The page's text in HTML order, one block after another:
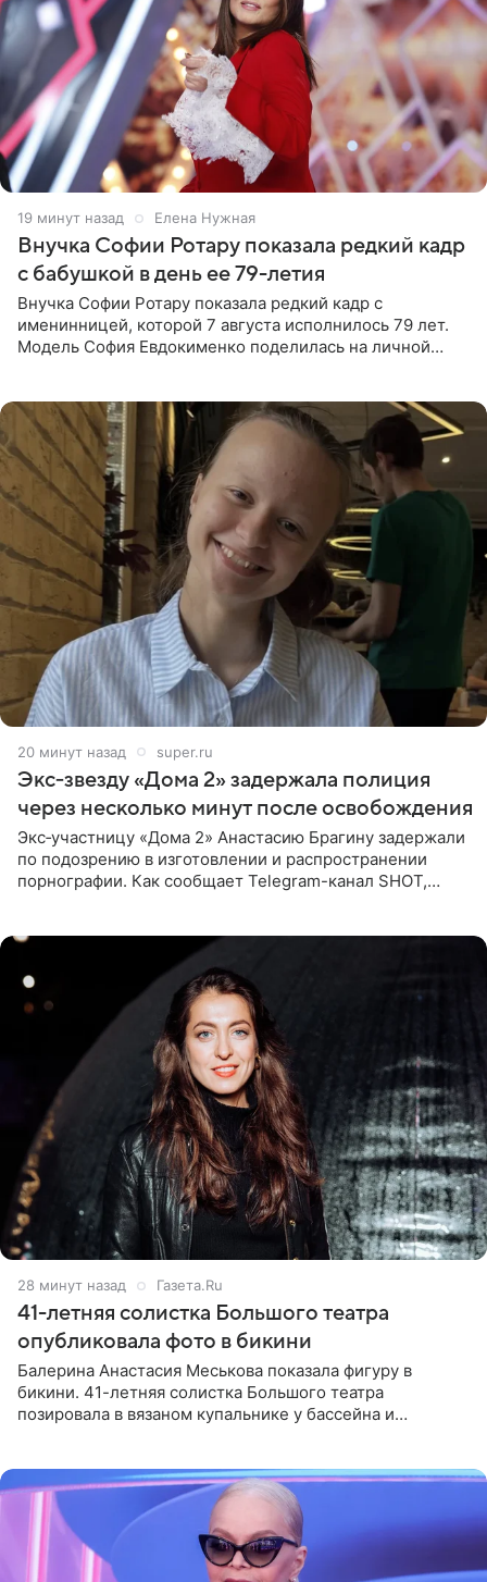
19 минут назад Елена Нужная
Внучка Софии Ротару показала редкий кадр
с бабушкой в день ее 79-летия
Внучка Софии Ротару показала редкий кадр с
именинницей, которой 7 августа исполнилось 79 лет.
Модель София Евдокименко поделилась на личной
20 минут назад super.ru
Экс‑звезду «Дома 2» задержала полиция
через несколько минут после освобождения
Экс‑участницу «Дома 2» Анастасию Брагину задержали
по подозрению в изготовлении и распространении
порнографии. Как сообщает Telegram-канал SHOT,
28 минут назад Газета.Ru
41-летняя солистка Большого театра
опубликовала фото в бикини
Балерина Анастасия Меськова показала фигуру в
бикини. 41-летняя солистка Большого театра
позировала в вязаном купальнике у бассейна и